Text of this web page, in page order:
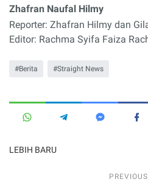
Zhafran Naufal Hilmy
Reporter: Zhafran Hilmy dan
Editor: Rachma Syifa Faiza
Berita Straight News
LEBIH BARU
PREVIOUS